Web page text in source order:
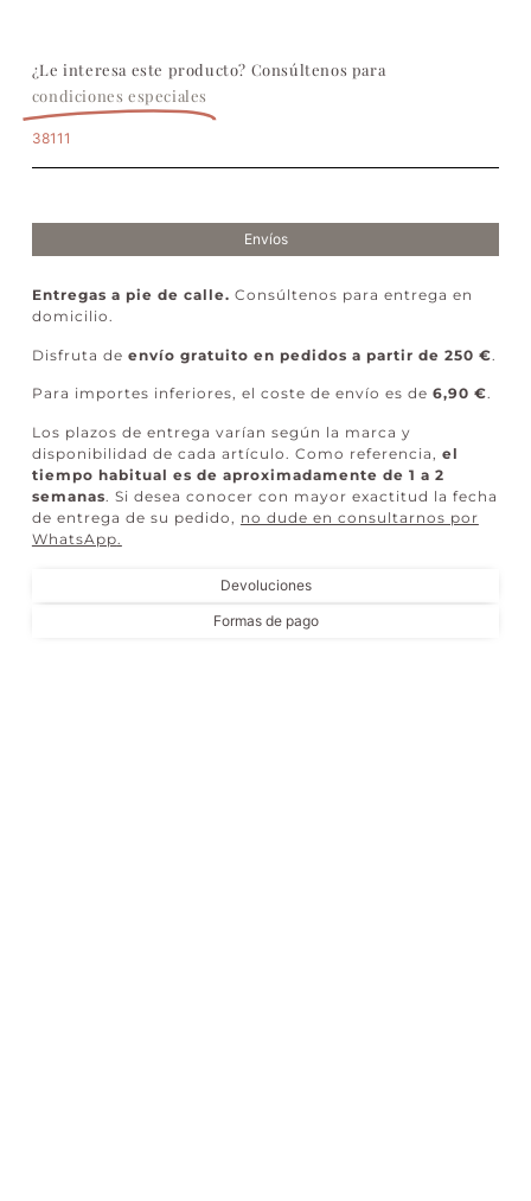
¿Le interesa este producto? Consúltenos para
condiciones especiales
38111
Envíos
Devoluciones
Formas de pago
Entregas a pie de calle. Consúltenos para entrega en
domicilio.
Disfruta de envío gratuito en pedidos a partir de 250 €
Para importes inferiores, el coste de envío es de 6,90 €.
Los plazos de entrega varían según la marca y
disponibilidad de cada artículo. Como referencia, el
tiempo habitual es de aproximadamente de 1 a 2
semanas . Si desea conocer con mayor exactitud la fecha
de entrega de su pedido, no dude en consultarnos por
WhatsApp